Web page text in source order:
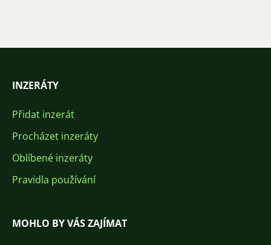
INZERÁTY
Přidat inzerát
Procházet inzeráty
Oblíbené inzeráty
Pravidla používání
MOHLO BY VÁS ZAJÍMAT